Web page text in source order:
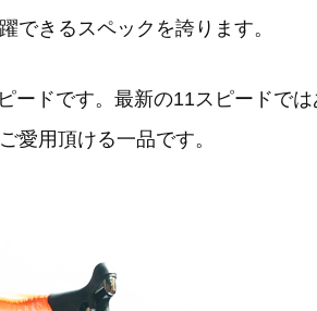
できるスペックを誇ります。
ードです。最新の11スピードで
愛用頂ける一品です。